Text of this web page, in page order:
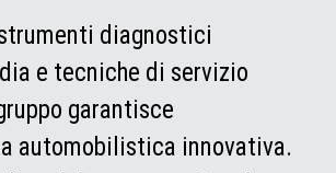
diagnostici
e tecniche di servizio
garantisce
automobilistica innovativa.